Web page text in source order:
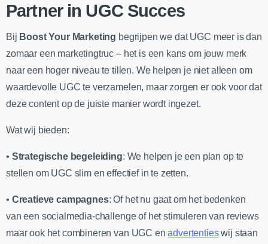
Partner in UGC Succes
Bij Boost Your Marketing begrijpen we dat UGC meer is dan
zomaar een marketingtruc – het is een kans om jouw merk
naar een hoger niveau te tillen. We helpen je niet alleen om
waardevolle UGC te verzamelen, maar zorgen er ook voor dat
deze content op de juiste manier wordt ingezet.
Wat wij bieden:
• Strategische begeleiding: We helpen je een plan op te
stellen om UGC slim en effectief in te zetten.
• Creatieve campagnes: Of het nu gaat om het bedenken
van een socialmedia-challenge of het stimuleren van reviews
maar ook het combineren van UGC enadvertentieswij staan